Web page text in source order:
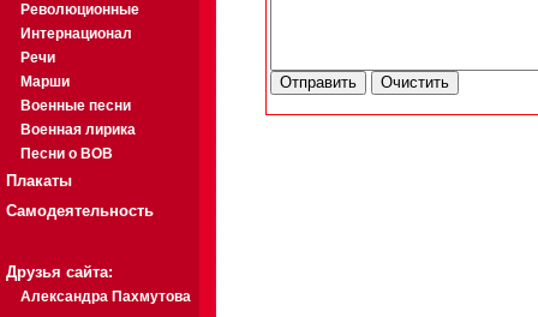
Революционные
Интернационал
Речи
Марши
Военные песни
Военная лирика
Песни о ВОВ
Плакаты
Самодеятельность
Друзья сайта:
Александра Пахмутова